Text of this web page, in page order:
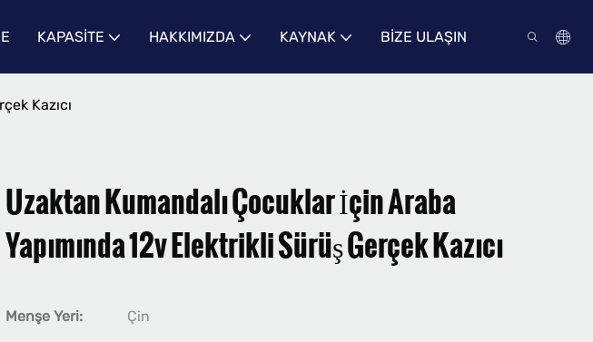
KAPASITE HAKKIMIZDA KAYNAK BIZE ULAŞIN
Kazıcı
Uzaktan Kumandalı Çocuklar İçin Araba
Yapımında 12v Elektrikli Sürüş Gerçek Kazıcı
Menşe Yeri: Çin